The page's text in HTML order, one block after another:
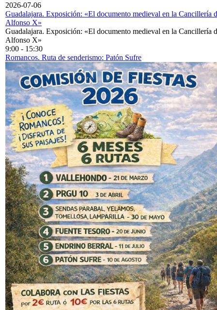
2026-07-06
Guadalajara. Exposición: «El documento medieval en la Cancillería
Alfonso X»
Guadalajara. Exposición: «El documento medieval en la Cancillería
Alfonso X»
9:00 - 15:30
Romancos. Ruta de senderismo: Patón Sufre